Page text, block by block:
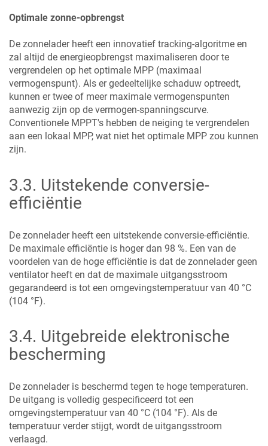
Optimale zonne-opbrengst
De zonnelader heeft een innovatief tracking-algoritme en
zal altijd de energieopbrengst maximaliseren door te
vergrendelen op het optimale MPP (maximaal
vermogenspunt). Als er gedeeltelijke schaduw optreedt,
kunnen er twee of meer maximale vermogenspunten
aanwezig zijn op de vermogen-spanningscurve.
Conventionele MPPT's hebben de neiging te vergrendelen
aan een lokaal MPP, wat niet het optimale MPP zou kunnen
zijn.
3.3. Uitstekende conversie-
efficiëntie
De zonnelader heeft een uitstekende conversie-efficiëntie.
De maximale efficiëntie is hoger dan 98 %. Een van de
voordelen van de hoge efficiëntie is dat de zonnelader geen
ventilator heeft en dat de maximale uitgangsstroom
gegarandeerd is tot een omgevingstemperatuur van 40 °C
(104 °F).
3.4. Uitgebreide elektronische
bescherming
De zonnelader is beschermd tegen te hoge temperaturen.
De uitgang is volledig gespecificeerd tot een
omgevingstemperatuur van 40 °C (104 °F). Als de
temperatuur verder stijgt, wordt de uitgangsstroom
verlaagd.